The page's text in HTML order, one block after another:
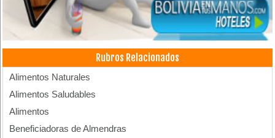
Rubros Relacionados
Alimentos Naturales
Alimentos Saludables
Alimentos
Beneficiadoras de Almendras